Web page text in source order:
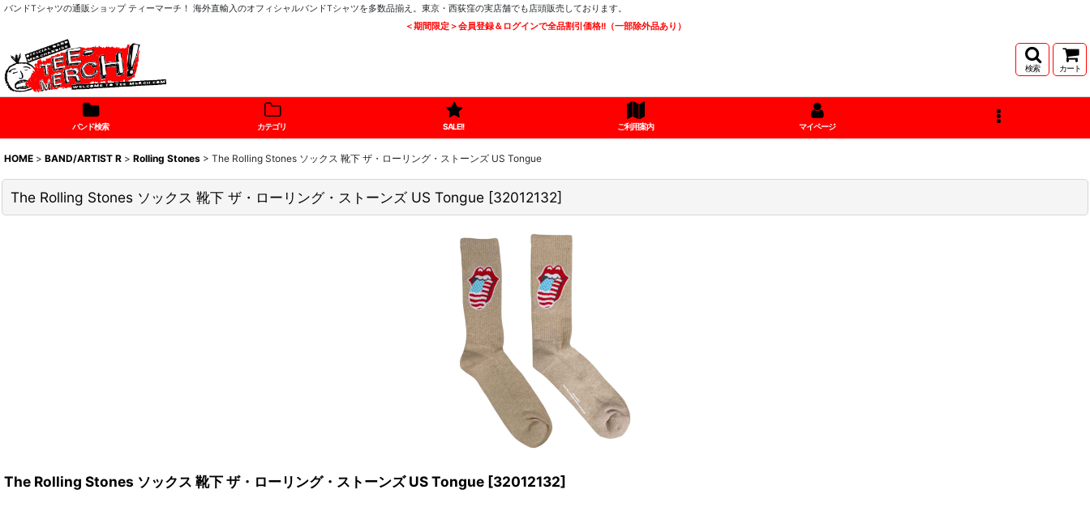
バンドTシャツの通販ショップ ティーマーチ！ 海外直輸入のオフィシャルバンドTシャツを多数品揃え。東京・西荻窪の実店舗でも店頭販売しております。
＜期間限定＞会員登録＆ログインで全品割引価格!!（一部除外品あり）
検索 カート
バンド検索 カテゴリ SALE!! ご利用案内 マイページ
HOME > BAND/ARTIST R > Rolling Stones > The Rolling Stones ソックス 靴下 ザ・ローリング・ストーンズ US Tongue
The Rolling Stones ソックス 靴下 ザ・ローリング・ストーンズ US Tongue [32012132]
The Rolling Stones ソックス 靴下 ザ・ローリング・ストーンズ US Tongue [32012132]